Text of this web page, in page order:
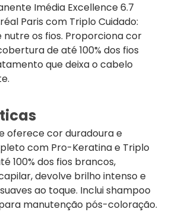
Imédia Excellence 6.7
Paris com Triplo Cuidado:
os fios. Proporciona cor
de até 100% dos fios
que deixa o cabelo
oferece cor duradoura e
com Pro-Keratina e Triplo
100% dos fios brancos,
devolve brilho intenso e
ao toque. Inclui shampoo
manutenção pós-coloração.